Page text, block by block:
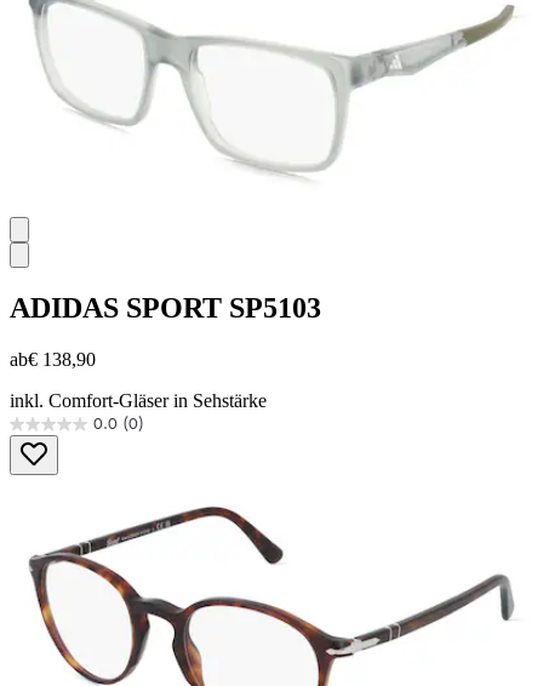
ADIDAS SPORT SP5103
ab€ 138,90
inkl. Comfort-Gläser in Sehstärke
0.0 (0)
0.0
von
5